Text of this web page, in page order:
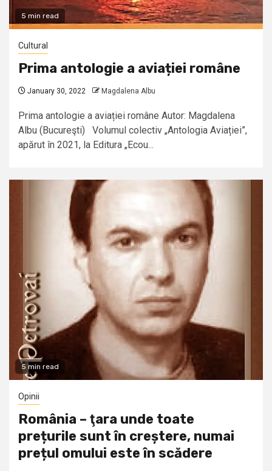
5 min read
Cultural
Prima antologie a aviației române
January 30, 2022 Magdalena Albu
Prima antologie a aviației române Autor: Magdalena
Albu (Bucureşti) Volumul colectiv „Antologia Aviației”,
apărut în 2021, la Editura „Ecou...
5 min read
Opinii
România – ţara unde toate
prețurile sunt în creștere, numai
prețul omului este în scădere